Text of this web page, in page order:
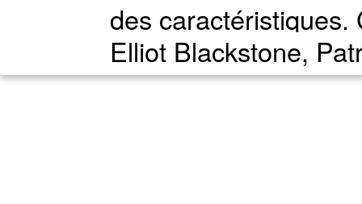
des caractéristiques.
Elliot Blackstone,